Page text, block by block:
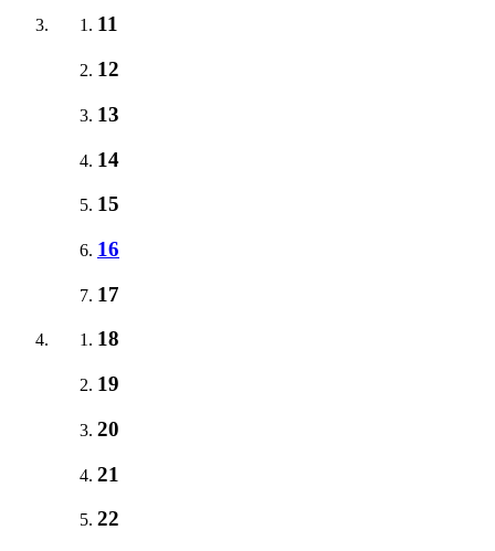
11
12
13
14
15
16
17
18
19
20
21
22